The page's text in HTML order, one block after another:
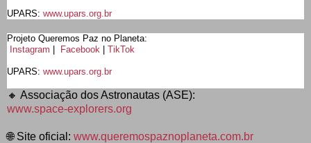
UPARS: www.upars.org.br
Projeto Queremos Paz no Planeta:
Instagram | Facebook | TikTok
UPARS: www.upars.org.br
🔸 Associação dos Astronautas (ASE):
www.space-explorers.org
🌐 Site oficial: www.queremospaznoplaneta.com.br